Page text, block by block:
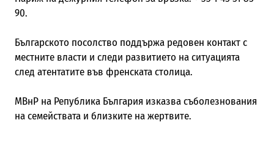
90.
Българското посолство поддържа редовен контакт с
местните власти и следи развитието на ситуацията
след атентатите във френската столица.
МВнР на Република България изказва съболезнования
на семействата и близките на жертвите.